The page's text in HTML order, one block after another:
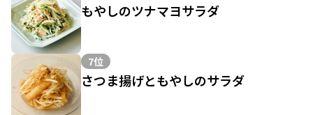
もやしのツナマヨサラダ
7位
さつま揚げともやしのサラダ